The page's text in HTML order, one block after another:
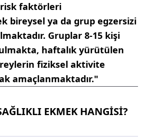
risk faktörleri
bireysel ya da grup egzersizi
Gruplar 8-15 kişi
haftalık yürütülen
fiziksel aktivite
amaçlanmaktadır."
EKMEK HANGİSİ?